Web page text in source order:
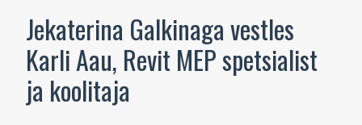
Jekaterina Galkinaga vestles
Karli Aau, Revit MEP spetsialist
ja koolitaja